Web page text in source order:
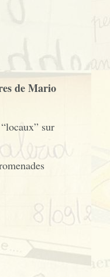
de Mario
sur